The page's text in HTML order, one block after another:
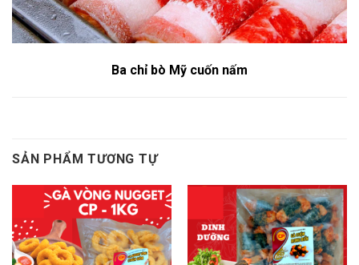
Ba chỉ bò Mỹ cuốn nấm
SẢN PHẨM TƯƠNG TỰ